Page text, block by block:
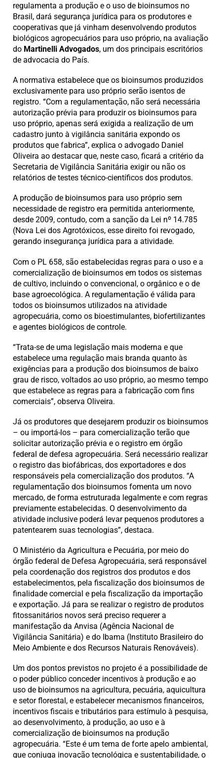
regulamenta a produção e o uso de bioinsumos no
Brasil, dará segurança jurídica para os produtores e
cooperativas que já vinham desenvolvendo produtos
biológicos agropecuários para uso próprio, na avaliação
do Martinelli Advogados, um dos principais escritórios
de advocacia do País.
A normativa estabelece que os bioinsumos produzidos
exclusivamente para uso próprio serão isentos de
registro. “Com a regulamentação, não será necessária
autorização prévia para produzir os bioinsumos para
uso próprio, apenas será exigida a realização de um
cadastro junto à vigilância sanitária expondo os
produtos que fabrica”, explica o advogado Daniel
Oliveira ao destacar que, neste caso, ficará a critério da
Secretaria de Vigilância Sanitária exigir ou não os
relatórios de testes técnico-científicos dos produtos.
A produção de bioinsumos para uso próprio sem
necessidade de registro era permitida anteriormente,
desde 2009, contudo, com a sanção da Lei nº 14.785
(Nova Lei dos Agrotóxicos, esse direito foi revogado,
gerando insegurança jurídica para a atividade.
Com o PL 658, são estabelecidas regras para o uso e a
comercialização de bioinsumos em todos os sistemas
de cultivo, incluindo o convencional, o orgânico e o de
base agroecológica. A regulamentação é válida para
todos os bioinsumos utilizados na atividade
agropecuária, como os bioestimulantes, biofertilizantes
e agentes biológicos de controle.
“Trata-se de uma legislação mais moderna e que
estabelece uma regulação mais branda quanto às
exigências para a produção dos bioinsumos de baixo
grau de risco, voltados ao uso próprio, ao mesmo tempo
que estabelece as regras para a fabricação com fins
comerciais”, observa Oliveira.
Já os produtores que desejarem produzir os bioinsumos
– ou importá-los – para comercialização terão que
solicitar autorização prévia e o registro em órgão
federal de defesa agropecuária. Será necessário realizar
o registro das biofábricas, dos exportadores e dos
responsáveis pela comercialização dos produtos. “A
regulamentação dos bioinsumos fomenta um novo
mercado, de forma estruturada legalmente e com regras
previamente estabelecidas. O desenvolvimento da
atividade inclusive poderá levar pequenos produtores a
patentearem suas tecnologias”, destaca.
O Ministério da Agricultura e Pecuária, por meio do
órgão federal de Defesa Agropecuária, será responsável
pela coordenação dos registros dos produtos e dos
estabelecimentos, pela fiscalização dos bioinsumos de
finalidade comercial e pela fiscalização da importação
e exportação. Já para se realizar o registro de produtos
fitossanitários novos será preciso requerer a
manifestação da Anvisa (Agência Nacional de
Vigilância Sanitária) e do Ibama (Instituto Brasileiro do
Meio Ambiente e dos Recursos Naturais Renováveis).
Um dos pontos previstos no projeto é a possibilidade de
o poder público conceder incentivos à produção e ao
uso de bioinsumos na agricultura, pecuária, aquicultura
e setor florestal, e estabelecer mecanismos financeiros,
incentivos fiscais e tributários para estímulo à pesquisa,
ao desenvolvimento, à produção, ao uso e à
comercialização de bioinsumos na produção
agropecuária. “Este é um tema de forte apelo ambiental,
que conjuga inovação tecnológica e sustentabilidade, o